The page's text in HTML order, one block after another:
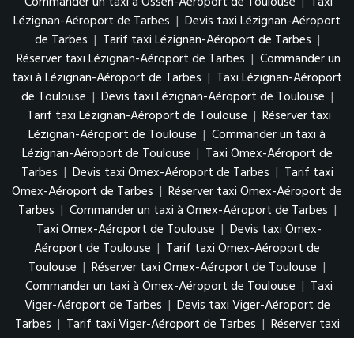
Lézignan-Aéroport de Tarbes | Devis taxi Lézignan-Aéroport
de Tarbes | Tarif taxi Lézignan-Aéroport de Tarbes |
Réserver taxi Lézignan-Aéroport de Tarbes | Commander un
taxi à Lézignan-Aéroport de Tarbes | Taxi Lézignan-Aéroport
de Toulouse | Devis taxi Lézignan-Aéroport de Toulouse |
Tarif taxi Lézignan-Aéroport de Toulouse | Réserver taxi
Lézignan-Aéroport de Toulouse | Commander un taxi à
Lézignan-Aéroport de Toulouse | Taxi Omex-Aéroport de
Tarbes | Devis taxi Omex-Aéroport de Tarbes | Tarif taxi
Omex-Aéroport de Tarbes | Réserver taxi Omex-Aéroport de
Tarbes | Commander un taxi à Omex-Aéroport de Tarbes |
Taxi Omex-Aéroport de Toulouse | Devis taxi Omex-
Aéroport de Toulouse | Tarif taxi Omex-Aéroport de
Toulouse | Réserver taxi Omex-Aéroport de Toulouse |
Commander un taxi à Omex-Aéroport de Toulouse | Taxi
Viger-Aéroport de Tarbes | Devis taxi Viger-Aéroport de
Tarbes | Tarif taxi Viger-Aéroport de Tarbes | Réserver taxi